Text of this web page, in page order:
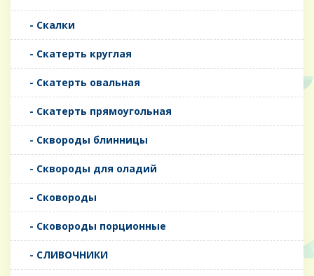
- Скалки
- Скатерть круглая
- Скатерть овальная
- Скатерть прямоугольная
- Сквороды блинницы
- Сквороды для оладий
- Сковороды
- Сковороды порционные
- СЛИВОЧНИКИ